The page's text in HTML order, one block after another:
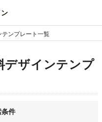
ンプレート一覧
デザインテンプ
条件